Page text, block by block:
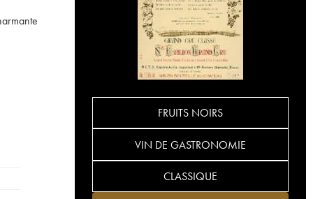
FRUITS NOIRS
VIN DE GASTRONOMIE
CLASSIQUE